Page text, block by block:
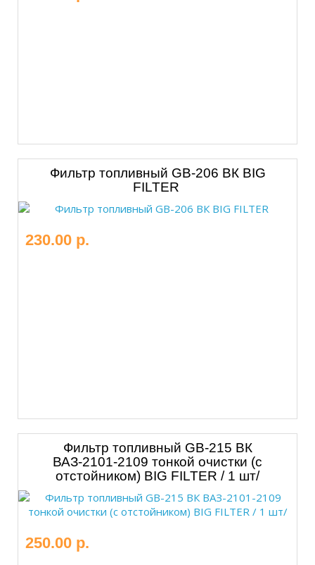
Фильтр топливный GB-206 ВК BIG
FILTER
230.00 р.
Фильтр топливный GB-215 ВК
ВАЗ-2101-2109 тонкой очистки (с
отстойником) BIG FILTER / 1 шт/
250.00 р.